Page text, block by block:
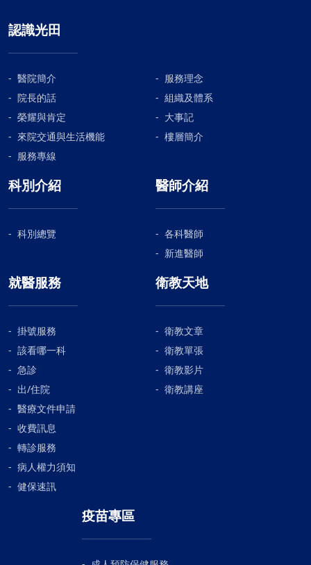
認識光田
醫院簡介
服務理念
院長的話
組織及體系
榮耀與肯定
大事記
來院交通與生活機能
樓層簡介
服務專線
科別介紹
科別總覽
醫師介紹
各科醫師
新進醫師
就醫服務
掛號服務
該看哪一科
急診
出/住院
醫療文件申請
收費訊息
轉診服務
病人權力須知
健保速訊
衛教天地
衛教文章
衛教單張
衛教影片
衛教講座
疫苗專區